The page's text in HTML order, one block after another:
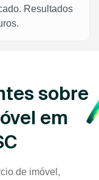
Resultados
sobre
em
de imóvel,